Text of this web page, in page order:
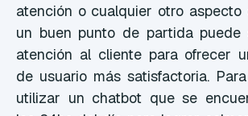
atención o cualquier otro aspecto
un buen punto de partida
atención al cliente para ofrecer
de usuario más satisfactoria.
utilizar un chatbot que se